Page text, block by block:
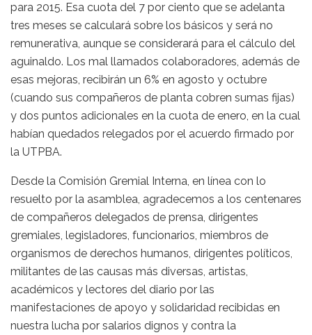
para 2015. Esa cuota del 7 por ciento que se adelanta
tres meses se calculará sobre los básicos y será no
remunerativa, aunque se considerará para el cálculo del
aguinaldo. Los mal llamados colaboradores, además de
esas mejoras, recibirán un 6% en agosto y octubre
(cuando sus compañeros de planta cobren sumas fijas)
y dos puntos adicionales en la cuota de enero, en la cual
habían quedados relegados por el acuerdo firmado por
la UTPBA.
Desde la Comisión Gremial Interna, en línea con lo
resuelto por la asamblea, agradecemos a los centenares
de compañeros delegados de prensa, dirigentes
gremiales, legisladores, funcionarios, miembros de
organismos de derechos humanos, dirigentes políticos,
militantes de las causas más diversas, artistas,
académicos y lectores del diario por las
manifestaciones de apoyo y solidaridad recibidas en
nuestra lucha por salarios dignos y contra la